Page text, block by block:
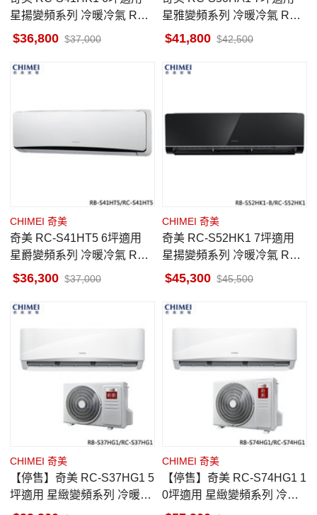
星揚變頻系列 冷暖冷氣 RB-
S41HK1 一級省電 快易潔
36,800 37,000
星雅變頻系列 冷暖冷氣 RB-
S50HA1
41,800 42,500
CHIMEI 奇美
奇美 RC-S41HT5 6坪適用
星爵變頻系列 冷暖冷氣 RB-
S41HT5
36,300 37,000
CHIMEI 奇美
奇美 RC-S52HK1 7坪適用
星揚變頻系列 冷暖冷氣 RB-
S52HK1-B
45,300 45,500
CHIMEI 奇美
【停售】奇美 RC-S37HG1 5
坪適用 星緻變頻系列 冷暖冷
氣 RB-S37HG1
CHIMEI 奇美
【停售】奇美 RC-S74HG1 1
0坪適用 星緻變頻系列 冷暖
冷氣 RB-S74HG1